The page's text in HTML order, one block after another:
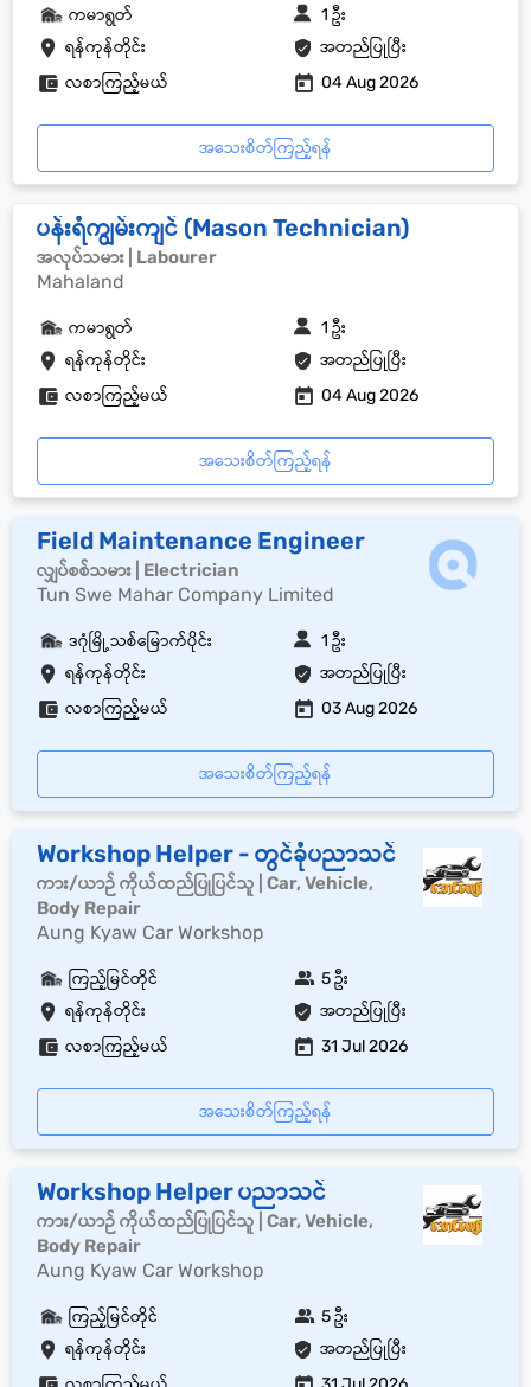
ရန်ကုန်တိုင်း အတည်ပြုပြီး
ကမာရွတ် 1 ဦး
လစာကြည့်မယ် 04 Aug 2026
အသေးစိတ်ကြည့်ရန်
ပန်းရံကျွမ်းကျင် (Mason Technician)
အလုပ်သမား | Labourer
Mahaland
ရန်ကုန်တိုင်း အတည်ပြုပြီး
ကမာရွတ် 1 ဦး
လစာကြည့်မယ် 04 Aug 2026
အသေးစိတ်ကြည့်ရန်
Field Maintenance Engineer
လျှပ်စစ်သမား | Electrician
Tun Swe Mahar Company Limited
ရန်ကုန်တိုင်း အတည်ပြုပြီး
ဒဂုံမြို့သစ်မြောက်ပိုင်း 1 ဦး
လစာကြည့်မယ် 03 Aug 2026
အသေးစိတ်ကြည့်ရန်
Workshop Helper - တွင်ခုံပညာသင်
ကား/ယာဉ် ကိုယ်ထည်ပြုပြင်သူ | Car, Vehicle,
Body Repair
Aung Kyaw Car Workshop
ရန်ကုန်တိုင်း အတည်ပြုပြီး
ကြည့်မြင်တိုင် 5 ဦး
လစာကြည့်မယ် 31 Jul 2026
အသေးစိတ်ကြည့်ရန်
Workshop Helper ပညာသင်
ကား/ယာဉ် ကိုယ်ထည်ပြုပြင်သူ | Car, Vehicle,
Body Repair
Aung Kyaw Car Workshop
ရန်ကုန်တိုင်း အတည်ပြုပြီး
ကြည့်မြင်တိုင် 5 ဦး